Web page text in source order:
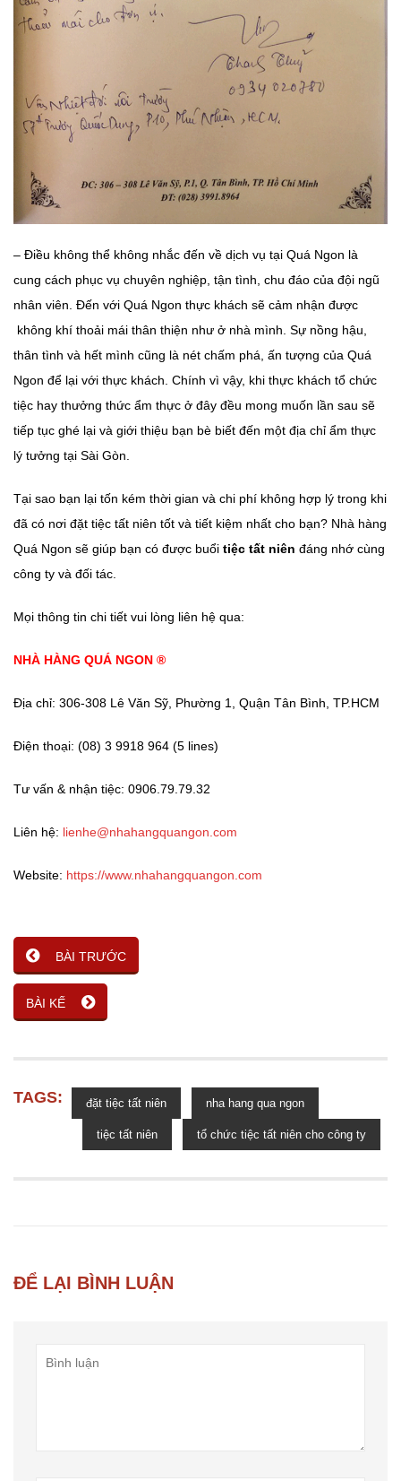
– Điều không thể không nhắc đến về dịch vụ tại Quá Ngon là
cung cách phục vụ chuyên nghiệp, tận tình, chu đáo của đội ngũ
nhân viên. Đến với Quá Ngon thực khách sẽ cảm nhận được
không khí thoải mái thân thiện như ở nhà mình. Sự nồng hậu,
thân tình và hết mình cũng là nét chấm phá, ấn tượng của Quá
Ngon để lại với thực khách. Chính vì vậy, khi thực khách tổ chức
tiệc hay thưởng thức ẩm thực ở đây đều mong muốn lần sau sẽ
tiếp tục ghé lại và giới thiệu bạn bè biết đến một địa chỉ ẩm thực
lý tưởng tại Sài Gòn.
Tại sao bạn lại tốn kém thời gian và chi phí không hợp lý trong khi
đã có nơi đặt tiệc tất niên tốt và tiết kiệm nhất cho bạn? Nhà hàng
Quá Ngon sẽ giúp bạn có được buổi tiệc tất niên đáng nhớ cùng
công ty và đối tác.
Mọi thông tin chi tiết vui lòng liên hệ qua:
NHÀ HÀNG QUÁ NGON ®
Địa chỉ: 306-308 Lê Văn Sỹ, Phường 1, Quận Tân Bình, TP.HCM
Điện thoại: (08) 3 9918 964 (5 lines)
Tư vấn & nhận tiệc: 0906.79.79.32
Liên hệ: lienhe@nhahangquangon.com
Website: https://www.nhahangquangon.com
BÀI TRƯỚC
BÀI KẾ
TAGS: đặt tiệc tất niên nha hang qua ngon
tiệc tất niên tổ chức tiệc tất niên cho công ty
ĐỂ LẠI BÌNH LUẬN